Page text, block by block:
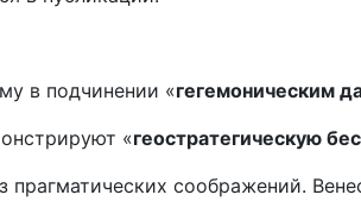
в подчинении «гегемоническим
«геостратегическую
соображений.